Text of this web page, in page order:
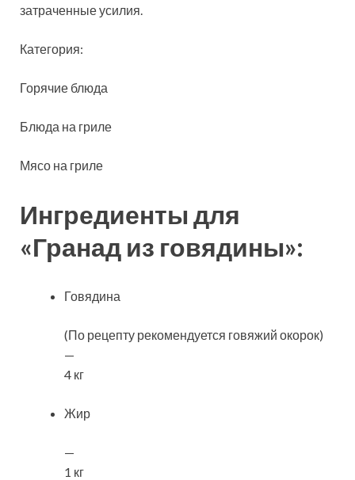
затраченные усилия.
Категория:
Горячие блюда
Блюда на гриле
Мясо на гриле
Ингредиенты для
«Гранад из говядины»:
Говядина
(По рецепту рекомендуется говяжий окорок)
—
4 кг
Жир
—
1 кг